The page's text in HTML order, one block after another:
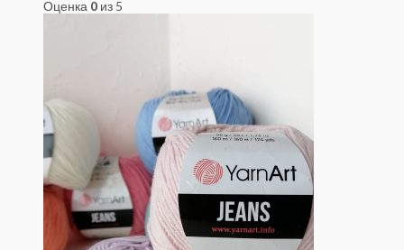
Оценка 0 из 5